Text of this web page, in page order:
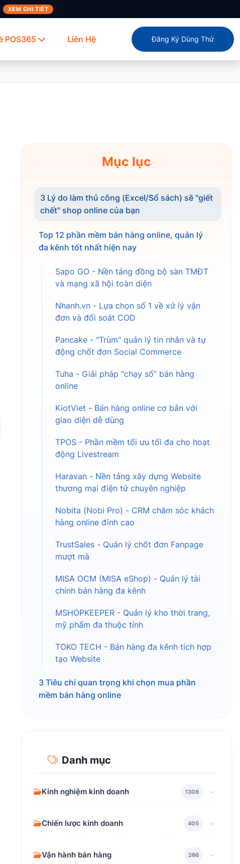
XEM CHI TIẾT
POS365 Liên Hệ Đăng Ký Dùng Thử
Mục lục
3 Lý do làm thủ công (Excel/Sổ sách) sẽ "giết
chết" shop online của bạn
Top 12 phần mềm bán hàng online, quản lý
đa kênh tốt nhất hiện nay
Sapo GO - Nền tảng đồng bộ sàn TMĐT
và mạng xã hội toàn diện
Nhanh.vn - Lựa chọn số 1 về xử lý vận
đơn và đối soát COD
Pancake - "Trùm" quản lý tin nhắn và tự
động chốt đơn Social Commerce
Tuha - Giải pháp "chạy số" bán hàng
online
KiotViet - Bán hàng online cơ bản với
giao diện dễ dùng
TPOS - Phần mềm tối ưu tối đa cho hoạt
động Livestream
Haravan - Nền tảng xây dựng Website
thương mại điện tử chuyên nghiệp
Nobita (Nobi Pro) - CRM chăm sóc khách
hàng online đỉnh cao
TrustSales - Quản lý chốt đơn Fanpage
mượt mà
MISA OCM (MISA eShop) - Quản lý tài
chính bán hàng đa kênh
MSHOPKEEPER - Quản lý kho thời trang,
mỹ phẩm đa thuộc tính
TOKO TECH - Bán hàng đa kênh tích hợp
tạo Website
3 Tiêu chí quan trọng khi chọn mua phần
mềm bán hàng online
Danh mục
Kinh nghiệm kinh doanh 1308
Chiến lược kinh doanh 405
Vận hành bán hàng 266